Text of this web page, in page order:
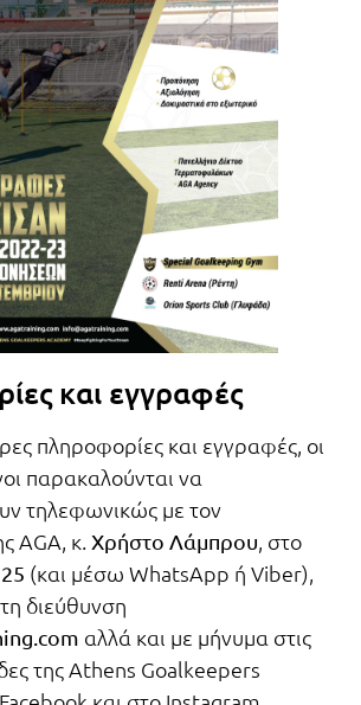
και εγγραφές
πληροφορίες και εγγραφές, οι
παρακαλούνται να
τηλεφωνικώς με τον
AGA, κ. Χρήστο Λάμπρου, στο
(και μέσω WhatsApp ή Viber),
διεύθυνση
αλλά και με μήνυμα στις
της Athens Goalkeepers